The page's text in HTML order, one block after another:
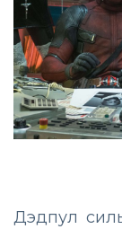
Дэдпул